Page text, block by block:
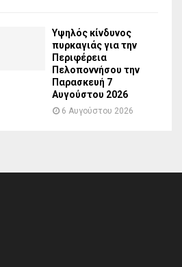
Υψηλός κίνδυνος
πυρκαγιάς για την
Περιφέρεια
Πελοποννήσου την
Παρασκευή 7
Αυγούστου 2026
6 Αυγούστου 2026